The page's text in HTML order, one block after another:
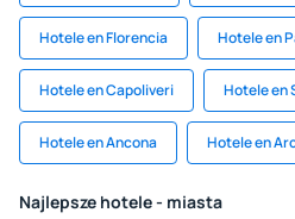
Hotele en Florencia Hotele en
Hotele en Capoliveri Hotele en
Hotele en Ancona Hotele en
Najlepsze hotele - miasta